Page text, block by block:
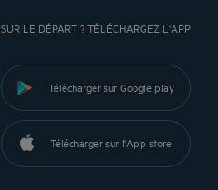
SUR LE DÉPART ? TÉLÉCHARGEZ L'APP
Télécharger sur Google play
Télécharger sur l'App store